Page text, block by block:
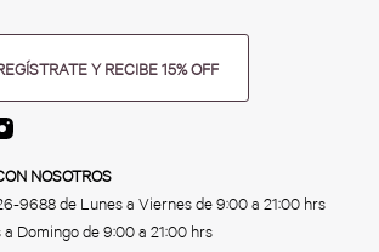
Y RECIBE 15% OFF
NOSOTROS
9688de Lunes a Viernes de 9:00 a 21:00 hrs
Domingo de 9:00 a 21:00 hrs